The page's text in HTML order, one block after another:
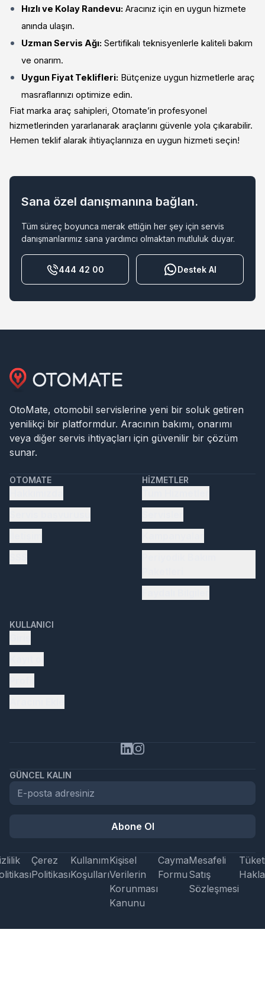
Hızlı ve Kolay Randevu: Aracınız için en uygun hizmete
anında ulaşın.
Uzman Servis Ağı: Sertifikalı teknisyenlerle kaliteli bakım
ve onarım.
Uygun Fiyat Teklifleri: Bütçenize uygun hizmetlerle araç
masraflarınızı optimize edin.
Fiat marka araç sahipleri, Otomate’in profesyonel
hizmetlerinden yararlanarak araçlarını güvenle yola çıkarabilir.
Hemen teklif alarak ihtiyaçlarınıza en uygun hizmeti seçin!
Sana özel danışmanına bağlan.
Tüm süreç boyunca merak ettiğin her şey için servis
danışmanlarımız sana yardımcı olmaktan mutluluk duyar.
444 42 00 Destek Al
OtoMate, otomobil servislerine yeni bir soluk getiren
yenilikçi bir platformdur. Aracının bakımı, onarımı
veya diğer servis ihtiyaçları için güvenilir bir çözüm
sunar.
OTOMATE HIZMETLER
KULLANICI
GÜNCEL KALIN
Abone Ol
Çerez
Politikası
Kullanım
Koşulları
Kişisel
Verilerin
Korunması
Kanunu
Cayma
Formu
Mesafeli
Satış
Sözleşmesi